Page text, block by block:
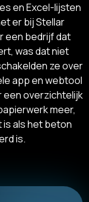
en Excel-lijsten
er bij Stellar
een bedrijf dat
was dat niet
ze over
app en webtool
een overzichtelijk
meer,
als het beton
is.